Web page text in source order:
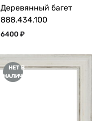
Деревянный багет
888.434.100
6400₽
НЕТ В
НАЛИЧИИ